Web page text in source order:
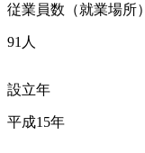
従業員数（就業場所）
91人
設立年
平成15年